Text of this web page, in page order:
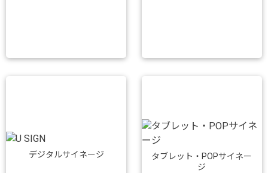
デジタルサイネージ
タブレット・POPサイネー
ジ